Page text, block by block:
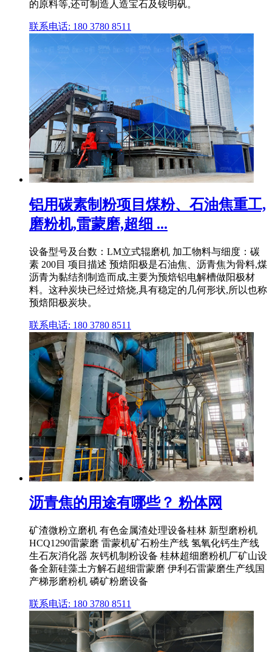
的原料等,还可制造人造宝石及铵明矾。
联系电话: 180 3780 8511
铝用碳素制粉项目煤粉、石油焦重工,
磨粉机,雷蒙磨,超细 ...
设备型号及台数：LM立式辊磨机 加工物料与细度：碳
素 200目 项目描述 预焙阳极是石油焦、沥青焦为骨料,煤
沥青为黏结剂制造而成,主要为预焙铝电解槽做阳极材
料。这种炭块已经过焙烧,具有稳定的几何形状,所以也称
预焙阳极炭块。
联系电话: 180 3780 8511
沥青焦的用途有哪些？ 粉体网
矿渣微粉立磨机 有色金属渣处理设备桂林 新型磨粉机
HCQ1290雷蒙磨 雷蒙机矿石粉生产线 氢氧化钙生产线
生石灰消化器 灰钙机制粉设备 桂林超细磨粉机厂矿山设
备全新硅藻土方解石超细雷蒙磨 伊利石雷蒙磨生产线国
产梯形磨粉机 磷矿粉磨设备
联系电话: 180 3780 8511